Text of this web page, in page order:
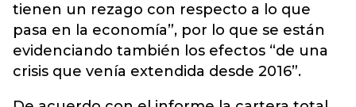
tienen un rezago con respecto a lo que
pasa en la economía”, por lo que se están
evidenciando también los efectos “de una
crisis que venía extendida desde 2016”.